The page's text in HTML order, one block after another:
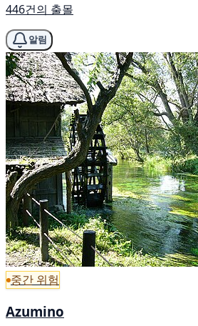
446건의 출몰
알림
중간 위험
Azumino